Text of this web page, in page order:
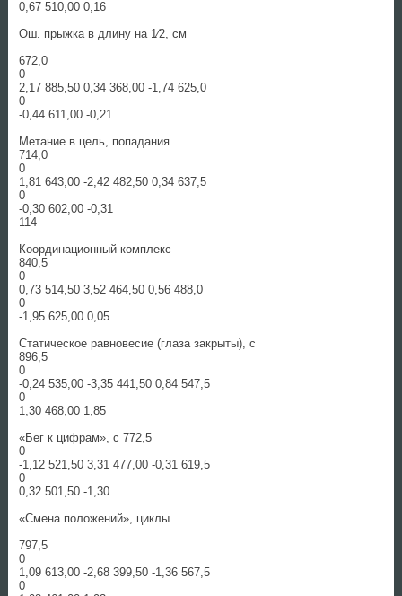
0,67 510,00 0,16
Ош. прыжка в длину на 1⁄2, см
672,0
0
2,17 885,50 0,34 368,00 -1,74 625,0
0
-0,44 611,00 -0,21
Метание в цель, попадания
714,0
0
1,81 643,00 -2,42 482,50 0,34 637,5
0
-0,30 602,00 -0,31
114
Координационный комплекс
840,5
0
0,73 514,50 3,52 464,50 0,56 488,0
0
-1,95 625,00 0,05
Статическое равновесие (глаза закрыты), с
896,5
0
-0,24 535,00 -3,35 441,50 0,84 547,5
0
1,30 468,00 1,85
«Бег к цифрам», с 772,5
0
-1,12 521,50 3,31 477,00 -0,31 619,5
0
0,32 501,50 -1,30
«Смена положений», циклы
797,5
0
1,09 613,00 -2,68 399,50 -1,36 567,5
0